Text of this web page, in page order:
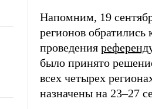
Напомним, 19
регионов
проведения
было принято
всех четырех
назначены на 23–27